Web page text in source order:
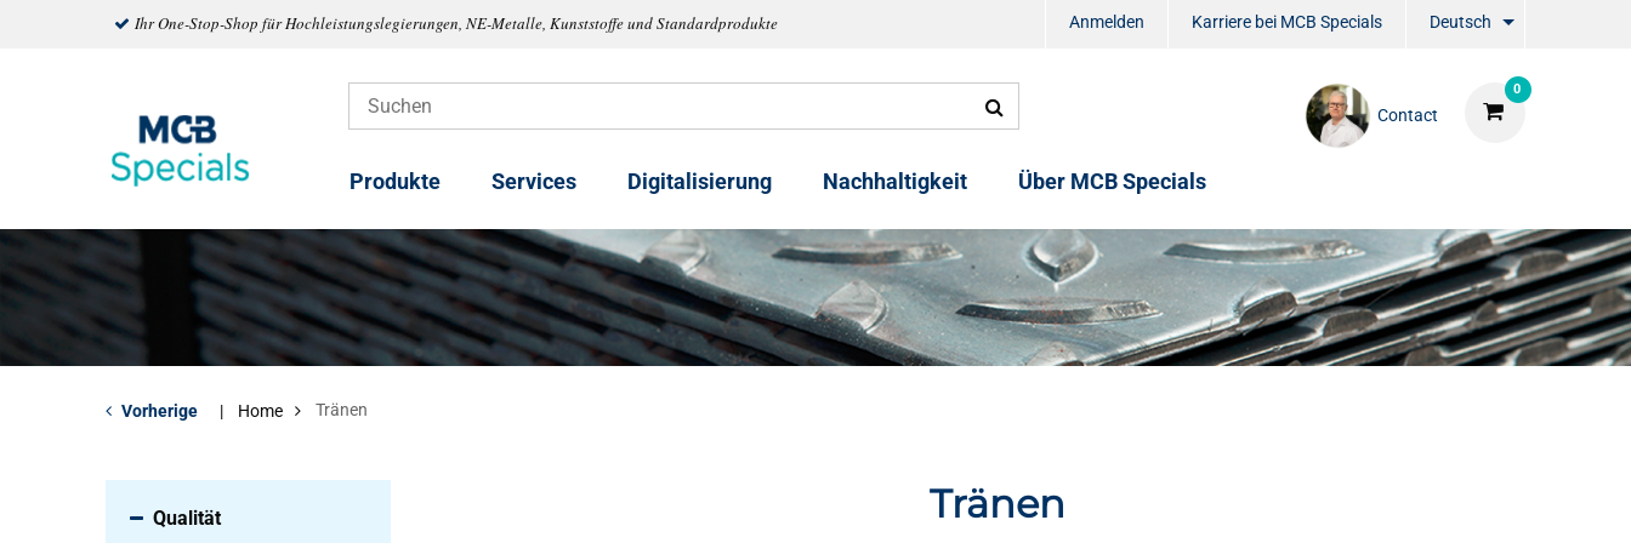
Ihr One-Stop-Shop für Hochleistungslegierungen, NE-Metalle, Kunststoffe und Standardprodukte Anmelden Karriere bei MCB Specials Deutsch
0
Contact
Produkte Services Digitalisierung Nachhaltigkeit Über MCB Specials
Vorherige Home Tränen
Qualität Tränen